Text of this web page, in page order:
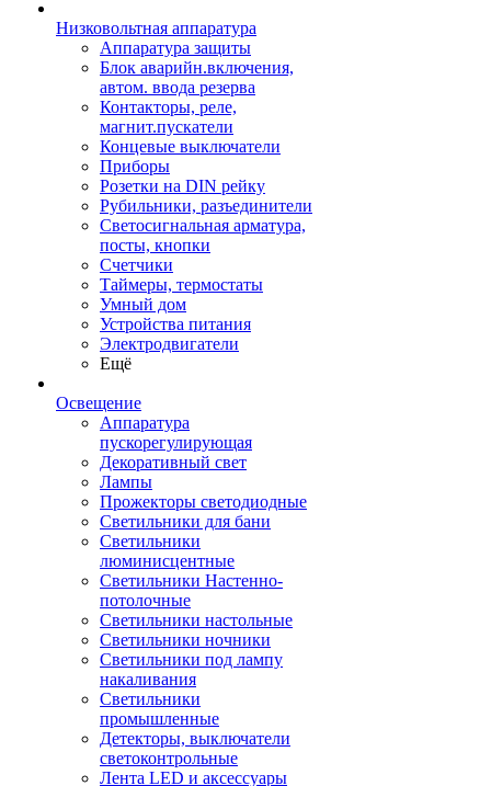
Низковольтная аппаратура
Аппаратура защиты
Блок аварийн.включения,
автом. ввода резерва
Контакторы, реле,
магнит.пускатели
Концевые выключатели
Приборы
Розетки на DIN рейку
Рубильники, разъединители
Светосигнальная арматура,
посты, кнопки
Счетчики
Таймеры, термостаты
Умный дом
Устройства питания
Электродвигатели
Ещё
Освещение
Аппаратура
пускорегулирующая
Декоративный свет
Лампы
Прожекторы светодиодные
Светильники для бани
Светильники
люминисцентные
Светильники Настенно-
потолочные
Светильники настольные
Светильники ночники
Светильники под лампу
накаливания
Светильники
промышленные
Детекторы, выключатели
светоконтрольные
Лента LED и аксессуары